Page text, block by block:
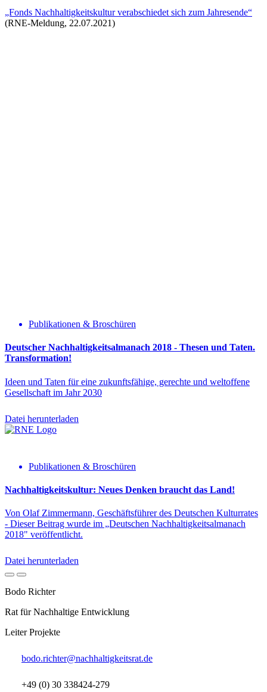
„Fonds Nachhaltigkeitskultur verabschiedet sich zum Jahresende“
(RNE-Meldung, 22.07.2021)
Publikationen & Broschüren
Deutscher Nachhaltigkeitsalmanach 2018 - Thesen und Taten.
Transformation!
Ideen und Taten für eine zukunftsfähige, gerechte und weltoffene
Gesellschaft im Jahr 2030
Datei herunterladen
Publikationen & Broschüren
Nachhaltigkeitskultur: Neues Denken braucht das Land!
Von Olaf Zimmermann, Geschäftsführer des Deutschen Kulturrates
- Dieser Beitrag wurde im „Deutschen Nachhaltigkeitsalmanach
2018" veröffentlicht.
Datei herunterladen
Bodo Richter
Rat für Nachhaltige Entwicklung
Leiter Projekte
bodo.richter@nachhaltigkeitsrat.de
+49 (0) 30 338424-279